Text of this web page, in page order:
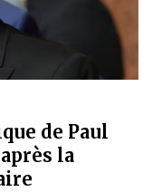
de Paul
la